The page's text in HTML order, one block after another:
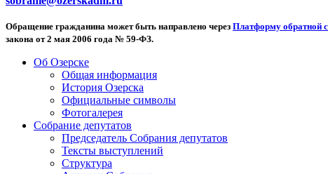
Обращение гражданина может быть направлено через Платформу обратной
закона от 2 мая 2006 года № 59-ФЗ.
Об Озерске
Общая информация
История Озерска
Официальные символы
Фотогалерея
Собрание депутатов
Председатель Собрания депутатов
Тексты выступлений
Структура